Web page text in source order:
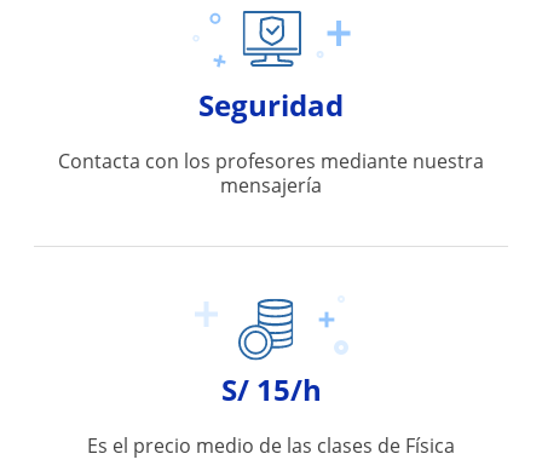
Seguridad
Contacta con los profesores mediante nuestra
mensajería
S/ 15/h
Es el precio medio de las clases de Física